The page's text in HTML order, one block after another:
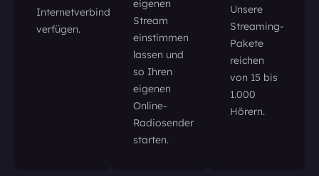
Internetverbindung
verfügen.
eigenen
Stream
einstimmen
lassen und
so Ihren
eigenen
Online-
Radiosender
starten.
Unsere
Streaming-
Pakete
reichen
von 15 bis
1.000
Hörern.